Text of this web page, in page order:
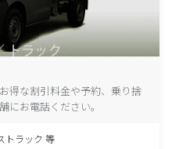
得な割引料金や予約、乗り捨
にお電話ください。
トラック 等